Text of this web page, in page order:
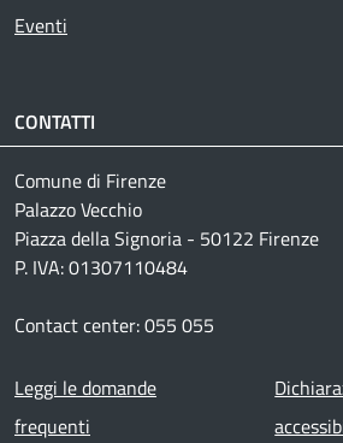
Eventi
CONTATTI
Comune di Firenze
Palazzo Vecchio
Piazza della Signoria - 50122 Firenze
P. IVA: 01307110484
Contact center: 055 055
Footer menu
Leggi le domande
frequenti